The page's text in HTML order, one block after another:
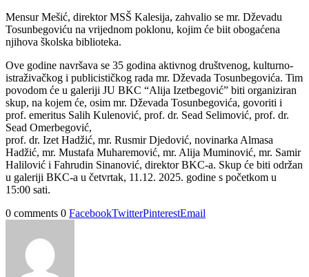
Mensur Mešić, direktor MSŠ Kalesija, zahvalio se mr. Dževadu
Tosunbegoviću na vrijednom poklonu, kojim će biit obogaćena
njihova školska biblioteka.
Ove godine navršava se 35 godina aktivnog društvenog, kulturno-
istraživačkog i publicističkog rada mr. Dževada Tosunbegovića. Tim
povodom će u galeriji JU BKC “Alija Izetbegović” biti organiziran
skup, na kojem će, osim mr. Dževada Tosunbegovića, govoriti i
prof. emeritus Salih Kulenović, prof. dr. Sead Selimović, prof. dr.
Sead Omerbegović,
prof. dr. Izet Hadžić, mr. Rusmir Djedović, novinarka Almasa
Hadžić, mr. Mustafa Muharemović, mr. Alija Muminović, mr. Samir
Halilović i Fahrudin Sinanović, direktor BKC-a. Skup će biti održan
u galeriji BKC-a u četvrtak, 11.12. 2025. godine s početkom u
15:00 sati.
0 comments 0 FacebookTwitterPinterestEmail